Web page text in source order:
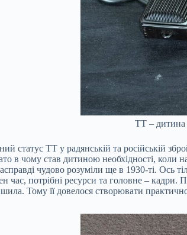
ТТ – дитина
статус ТТ у радянській та російській
в чому став дитиною необхідності, коли
чудово розуміли ще в 1930-ті.
потрібні ресурси та головне – кадри.
Тому її довелося створювати